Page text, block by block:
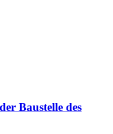
Baustelle des